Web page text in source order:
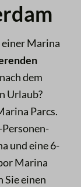
einer Marina
dem
Urlaub?
Parcs.
und eine 6-
Marina
Sie einen